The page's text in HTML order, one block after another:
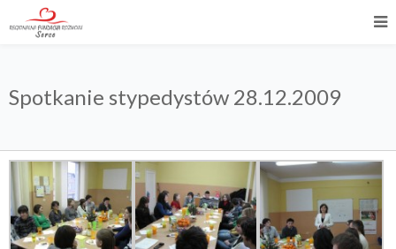
Spotkanie stypedystów 28.12.2009